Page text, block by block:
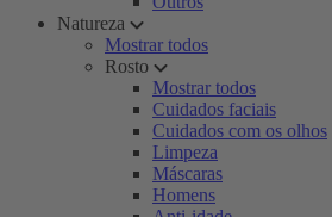
Natureza
Mostrar todos
Rosto
Mostrar todos
Cuidados faciais
Cuidados com os olhos
Limpeza
Máscaras
Homens